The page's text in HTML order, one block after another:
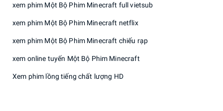
xem phim Một Bộ Phim Minecraft full vietsub
xem phim Một Bộ Phim Minecraft netflix
xem phim Một Bộ Phim Minecraft chiếu rạp
xem online tuyến Một Bộ Phim Minecraft
Xem phim lồng tiếng chất lượng HD